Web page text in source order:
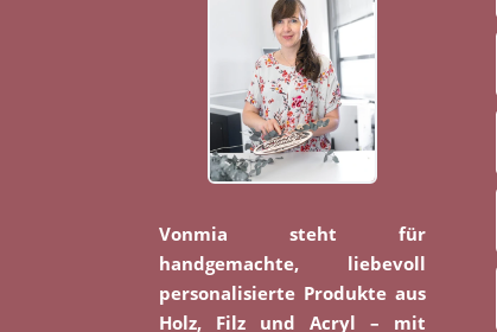
Vonmia steht für
handgemachte, liebevoll
personalisierte Produkte aus
Holz, Filz und Acryl – mit